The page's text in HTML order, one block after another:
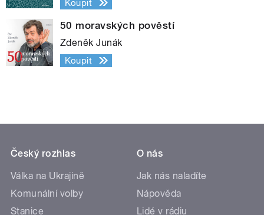
Koupit
50 moravských pověstí
Zdeněk Junák
Koupit
Český rozhlas
Válka na Ukrajině
Komunální volby
Stanice
O nás
Jak nás naladíte
Nápověda
Lidé v rádiu